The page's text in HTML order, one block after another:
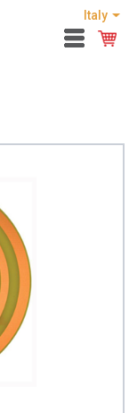
Italy